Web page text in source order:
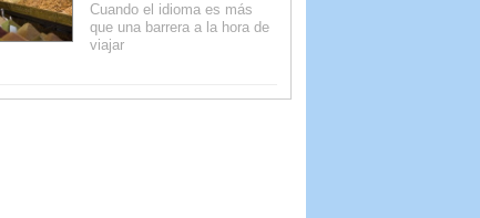
Cuando el idioma es más
que una barrera a la hora de
viajar